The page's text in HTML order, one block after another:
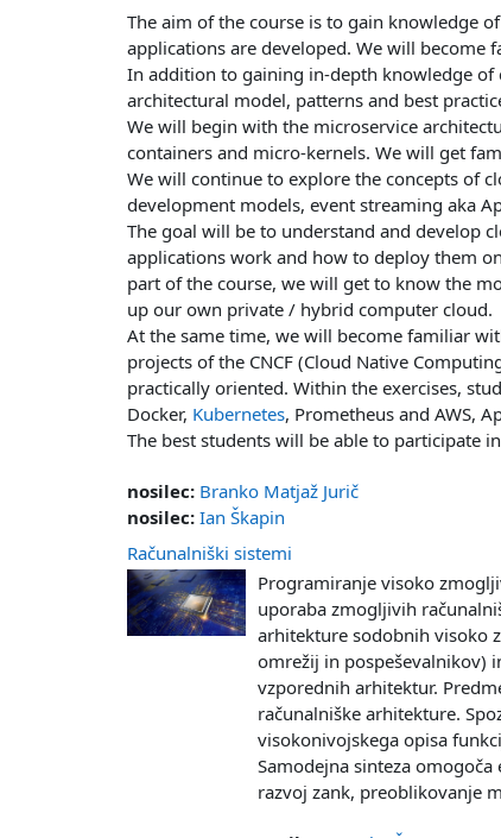
The aim of the course is to gain knowledge
applications are developed. We will
In addition to gaining in-depth knowledge of
architectural model, patterns and best
We will begin with the microservice
containers and micro-kernels. We will get
We will continue to explore the concepts of
development models, event streaming aka
The goal will be to understand and develop
applications work and how to deploy them
part of the course, we will get to know the
up our own private / hybrid computer cloud.
At the same time, we will become familiar
projects of the CNCF (Cloud Native
practically oriented. Within the exercises,
Docker, Kubernetes, Prometheus and AWS,
The best students will be able to participate
nosilec: Branko Matjaž Jurič
nosilec:Ian Škapin
Računalniški sistemi
Programiranje visoko
uporaba zmogljivih
arhitekture sodobnih visoko
omrežij in pospeševalnikov)
vzporednih arhitektur.
računalniške arhitekture.
visokonivojskega opisa
Samodejna sinteza
razvoj zank, preoblikovanje